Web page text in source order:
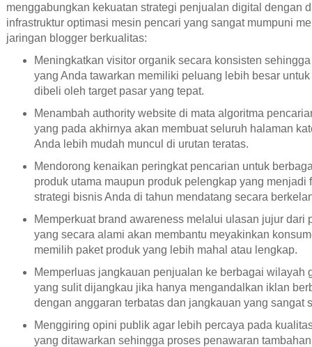
menggabungkan kekuatan strategi penjualan digital dengan
infrastruktur optimasi mesin pencari yang sangat mumpuni
jaringan blogger berkualitas:
Meningkatkan visitor organik secara konsisten
yang Anda tawarkan memiliki peluang lebih besar
dibeli oleh target pasar yang tepat.
Menambah authority website di mata algoritma
yang pada akhirnya akan membuat seluruh halaman
Anda lebih mudah muncul di urutan teratas.
Mendorong kenaikan peringkat pencarian untuk
produk utama maupun produk pelengkap yang menjadi
strategi bisnis Anda di tahun mendatang secara
Memperkuat brand awareness melalui ulasan jujur dari
yang secara alami akan membantu meyakinkan
memilih paket produk yang lebih mahal atau lengkap.
Memperluas jangkauan penjualan ke berbagai wilayah
yang sulit dijangkau jika hanya mengandalkan iklan
dengan anggaran terbatas dan jangkauan yang sangat
Menggiring opini publik agar lebih percaya pada
yang ditawarkan sehingga proses penawaran